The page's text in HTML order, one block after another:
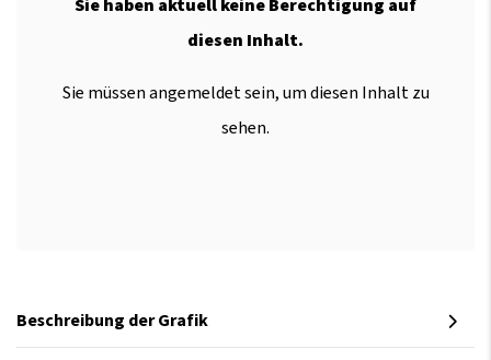
Sie haben aktuell keine Berechtigung auf
diesen Inhalt.
Sie müssen angemeldet sein, um diesen Inhalt zu
sehen.
Beschreibung der Grafik